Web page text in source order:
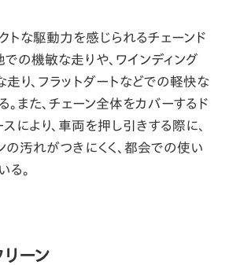
トな駆動力を感じられるチェーンド
での機敏な走りや、ワインディング
り、フラットダートなどでの軽快な
また、チェーン全体をカバーするド
により、車両を押し引きする際に、
の汚れがつきにくく、都会での使い
る。
リーン